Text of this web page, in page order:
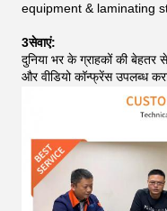
equipment & laminating
3सेवाएं:
दुनिया भर के ग्राहकों की बेहतर
और वीडियो कॉन्फ्रेंस उपलब्ध